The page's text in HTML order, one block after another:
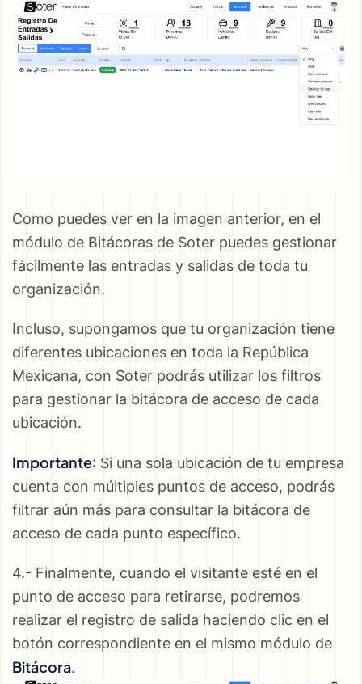
Como puedes ver en la imagen anterior, en el
módulo de Bitácoras de Soter puedes gestionar
fácilmente las entradas y salidas de toda tu
organización.
Incluso, supongamos que tu organización tiene
diferentes ubicaciones en toda la República
Mexicana, con Soter podrás utilizar los filtros
para gestionar la bitácora de acceso de cada
ubicación.
Importante: Si una sola ubicación de tu empresa
cuenta con múltiples puntos de acceso, podrás
filtrar aún más para consultar la bitácora de
acceso de cada punto específico.
4.- Finalmente, cuando el visitante esté en el
punto de acceso para retirarse, podremos
realizar el registro de salida haciendo clic en el
botón correspondiente en el mismo módulo de
Bitácora.